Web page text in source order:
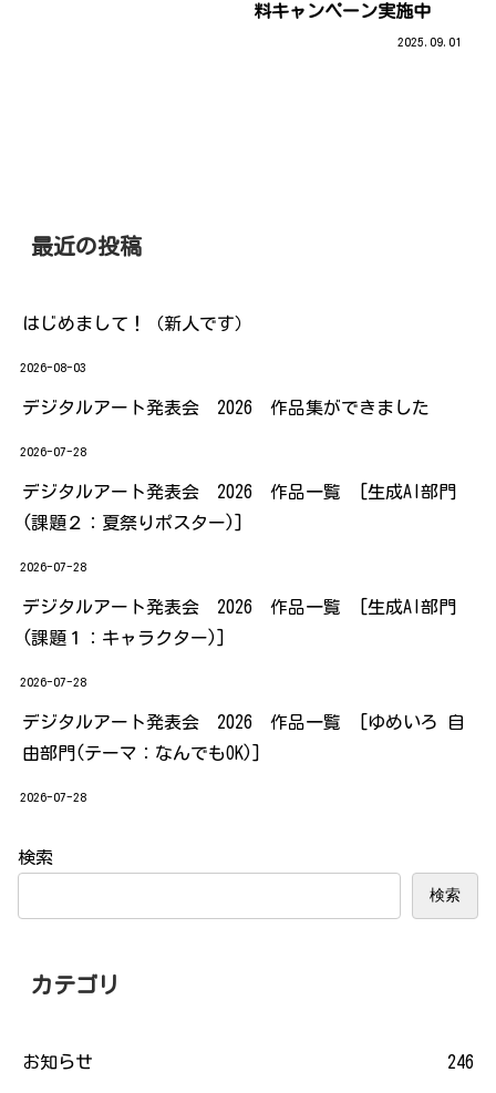
料キャンペーン実施中
2025.09.01
最近の投稿
はじめまして！（新人です）
2026-08-03
デジタルアート発表会 2026 作品集ができました
2026-07-28
デジタルアート発表会 2026 作品一覧 [生成AI部門
(課題２：夏祭りポスター)]
2026-07-28
デジタルアート発表会 2026 作品一覧 [生成AI部門
(課題１：キャラクター)]
2026-07-28
デジタルアート発表会 2026 作品一覧 [ゆめいろ 自
由部門(テーマ：なんでもOK)]
2026-07-28
検索
検索
カテゴリ
お知らせ 246